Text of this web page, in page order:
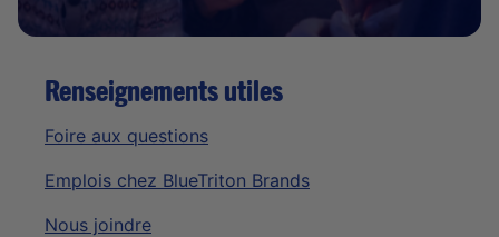
Renseignements utiles
Foire aux questions
Emplois chez BlueTriton Brands
Nous joindre